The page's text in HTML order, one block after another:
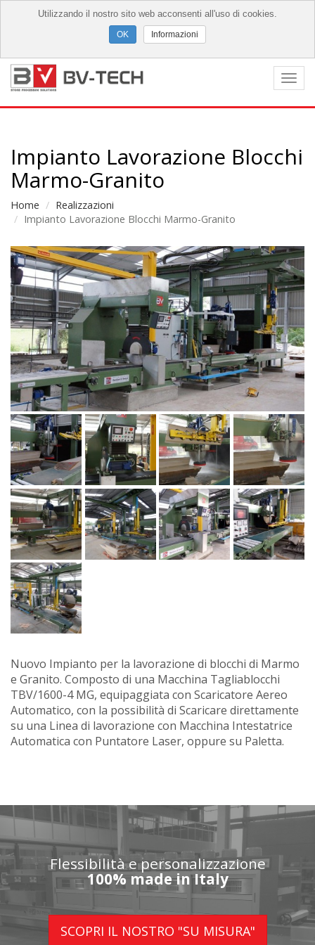
Impianto Lavorazione Blocchi
Marmo-Granito
Home
Realizzazioni
Impianto Lavorazione Blocchi Marmo-Granito
Nuovo Impianto per la lavorazione di blocchi di Marmo
e Granito. Composto di una Macchina Tagliablocchi
TBV/1600-4 MG, equipaggiata con Scaricatore Aereo
Automatico, con la possibilità di Scaricare direttamente
su una Linea di lavorazione con Macchina Intestatrice
Automatica con Puntatore Laser, oppure su Paletta.
Flessibilità e personalizzazione
100% made in Italy
SCOPRI IL NOSTRO "SU MISURA"
Utilizzando il nostro sito web acconsenti all'uso di cookies.
Informazioni